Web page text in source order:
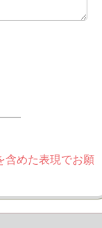
含めた表現でお願